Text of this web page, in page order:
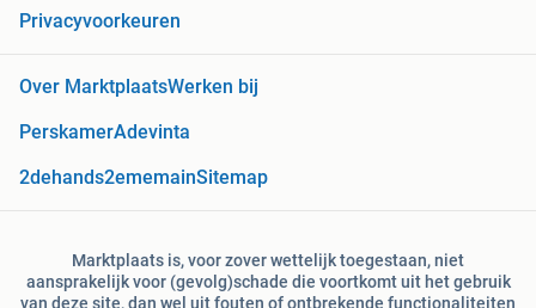
Privacyvoorkeuren
Over MarktplaatsWerken bij
PerskamerAdevinta
2dehands2ememainSitemap
Marktplaats is, voor zover wettelijk toegestaan, niet
aansprakelijk voor (gevolg)schade die voortkomt uit het gebruik
van deze site, dan wel uit fouten of ontbrekende functionaliteiten